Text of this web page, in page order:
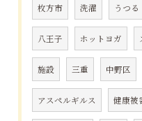
枚方市 洗濯 うつる
八王子 ホットヨガ
施設 三重 中野区
アスペルギルス 健康被